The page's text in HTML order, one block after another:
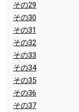
その29
その30
その31
その32
その33
その34
その35
その36
その37